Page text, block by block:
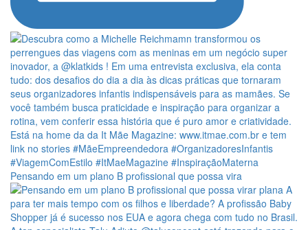
Pensando em um plano B profissional que possa vira